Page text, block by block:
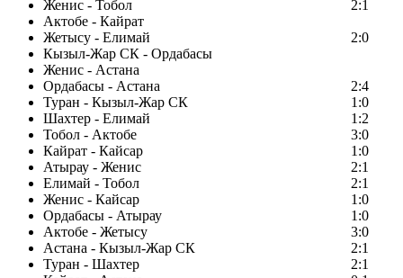
Женис - Тобол
2:1
Актобе - Кайрат
Жетысу - Елимай
2:0
Кызыл-Жар СК - Ордабасы
Женис - Астана
Ордабасы - Астана
2:4
Туран - Кызыл-Жар СК
1:0
Шахтер - Елимай
1:2
Тобол - Актобе
3:0
Кайрат - Кайсар
1:0
Атырау - Женис
2:1
Елимай - Тобол
2:1
Женис - Кайсар
1:0
Ордабасы - Атырау
1:0
Актобе - Жетысу
3:0
Астана - Кызыл-Жар СК
2:1
Туран - Шахтер
2:1